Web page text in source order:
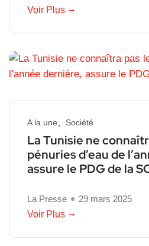
Voir Plus
A la une Société
La Tunisie ne
pénuries d’eau de
assure le PDG de la
La Presse
29 mars 2025
Voir Plus